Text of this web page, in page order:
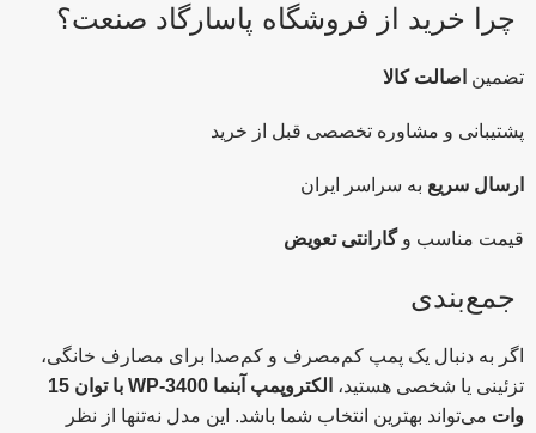
چرا خرید از فروشگاه پاسارگاد صنعت؟
تضمین اصالت کالا
پشتیبانی و مشاوره تخصصی قبل از خرید
ارسال سریع به سراسر ایران
قیمت مناسب وگارانتی تعویض
جمع‌بندی
اگر به دنبال یک پمپ کم‌مصرف و کم‌صدا برای مصارف خانگی،
تزئینی یا شخصی هستید،
الکتروپمپ آبنما WP-3400 با توان 15
وات می‌تواند بهترین انتخاب شما باشد. این مدل نه‌تنها از نظر